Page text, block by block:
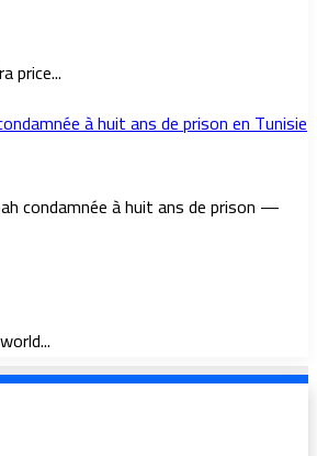
price...
à huit ans de prison en Tunisie
condamnée à huit ans de prison —